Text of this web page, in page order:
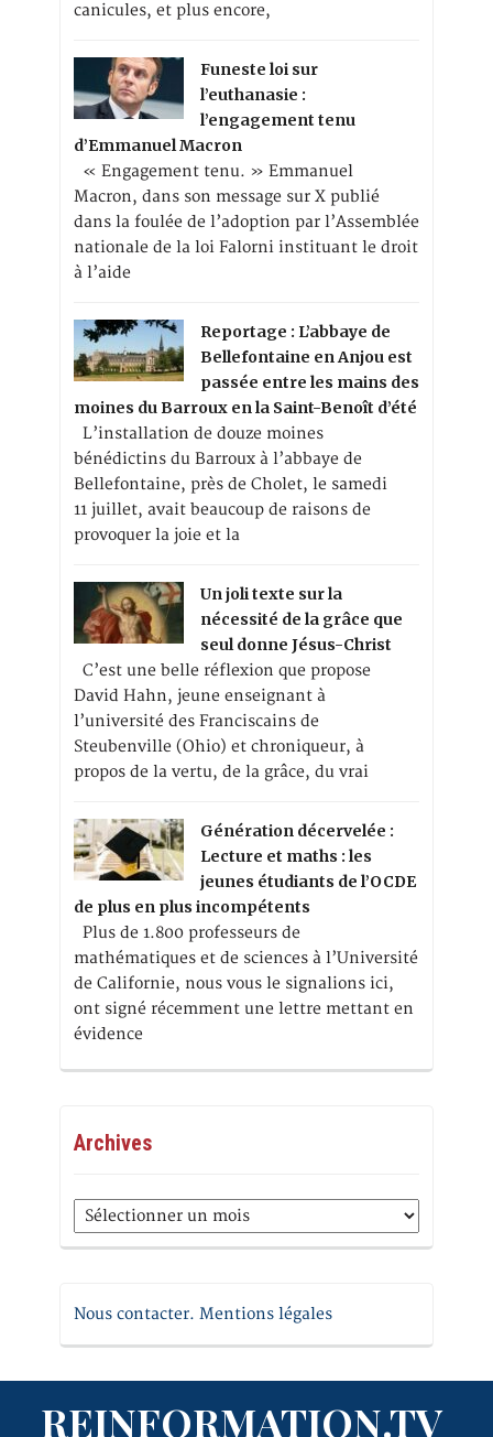
canicules, et plus encore,
Funeste loi sur
l’euthanasie :
l’engagement tenu
d’Emmanuel Macron
« Engagement tenu. » Emmanuel
Macron, dans son message sur X publié
dans la foulée de l’adoption par l’Assemblée
nationale de la loi Falorni instituant le droit
à l’aide
Reportage : L’abbaye de
Bellefontaine en Anjou est
passée entre les mains des
moines du Barroux en la Saint-Benoît d’été
L’installation de douze moines
bénédictins du Barroux à l’abbaye de
Bellefontaine, près de Cholet, le samedi
11 juillet, avait beaucoup de raisons de
provoquer la joie et la
Un joli texte sur la
nécessité de la grâce que
seul donne Jésus-Christ
C’est une belle réflexion que propose
David Hahn, jeune enseignant à
l’université des Franciscains de
Steubenville (Ohio) et chroniqueur, à
propos de la vertu, de la grâce, du vrai
Génération décervelée :
Lecture et maths : les
jeunes étudiants de l’OCDE
de plus en plus incompétents
Plus de 1.800 professeurs de
mathématiques et de sciences à l’Université
de Californie, nous vous le signalions ici,
ont signé récemment une lettre mettant en
évidence
Archives
Archives
Nous contacter. Mentions légales
REINFORMATION.TV